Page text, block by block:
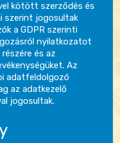
kötött szerződés és
szerint jogosultak
a GDPR szerinti
nyilatkozatot
és az
Az
adatfeldolgozó
az adatkezelő
jogosultak.